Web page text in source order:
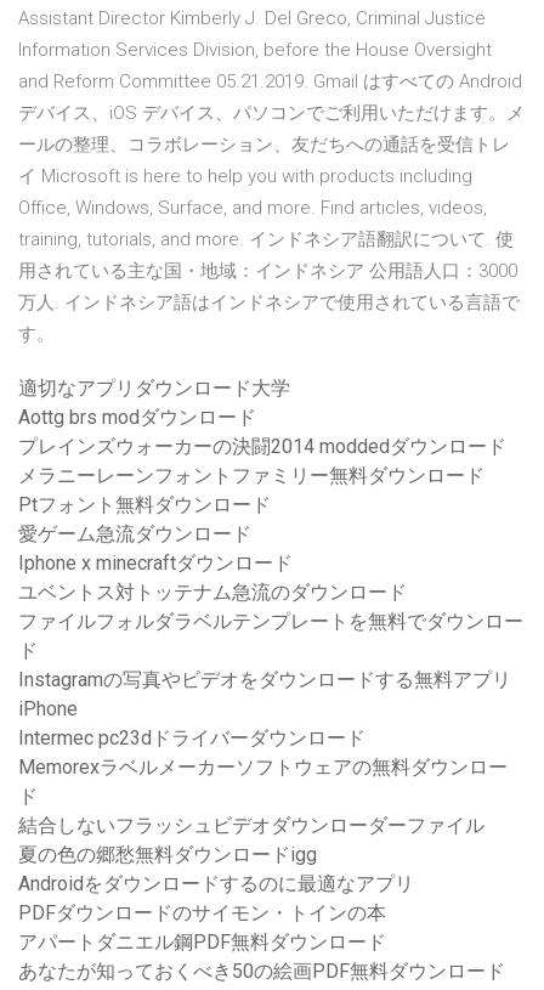
Assistant Director Kimberly J. Del Greco, Criminal Justice
Information Services Division, before the House Oversight
and Reform Committee 05.21.2019. Gmail はすべての Android
デバイス、iOS デバイス、パソコンでご利用いただけます。メ
ールの整理、コラボレーション、友だちへの通話を受信トレ
イ Microsoft is here to help you with products including
Office, Windows, Surface, and more. Find articles, videos,
training, tutorials, and more. インドネシア語翻訳について. 使
用されている主な国・地域：インドネシア 公用語人口：3000
万人. インドネシア語はインドネシアで使用されている言語で
す。
適切なアプリダウンロード大学
Aottg brs modダウンロード
プレインズウォーカーの決闘2014 moddedダウンロード
メラニーレーンフォントファミリー無料ダウンロード
Ptフォント無料ダウンロード
愛ゲーム急流ダウンロード
Iphone x minecraftダウンロード
ユベントス対トッテナム急流のダウンロード
ファイルフォルダラベルテンプレートを無料でダウンロー
ド
Instagramの写真やビデオをダウンロードする無料アプリ
iPhone
Intermec pc23dドライバーダウンロード
Memorexラベルメーカーソフトウェアの無料ダウンロー
ド
結合しないフラッシュビデオダウンローダーファイル
夏の色の郷愁無料ダウンロードigg
Androidをダウンロードするのに最適なアプリ
PDFダウンロードのサイモン・トインの本
アパートダニエル鋼PDF無料ダウンロード
あなたが知っておくべき50の絵画PDF無料ダウンロード